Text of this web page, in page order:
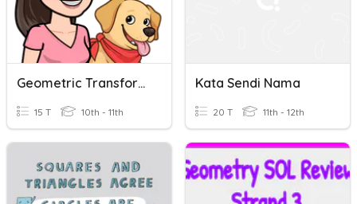
Geometric Transformations
15 T 10th - 11th
Kata Sendi Nama
20 T 11th - 12th